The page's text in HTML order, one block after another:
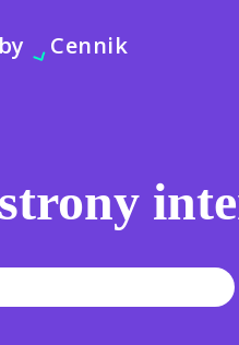
Cennik